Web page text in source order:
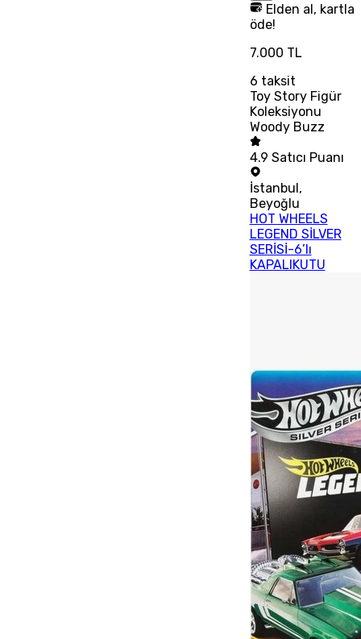
Elden al, kartla
öde!
7.000 TL
6 taksit
Toy Story Figür
Koleksiyonu
Woody Buzz
4.9 Satıcı Puanı
İstanbul,
Beyoğlu
HOT WHEELS
LEGEND SİLVER
SERİSİ-6’lı
KAPALIKUTU